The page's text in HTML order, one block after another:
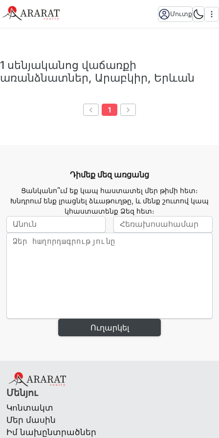
Մուտք
1 սենյականոց վաճառքի
առանձնատներ, Արաբկիր, Երևան
1
Դիմեք մեզ առցանց
Ցանկանո՞ւմ եք կապ հաստատել մեր թիմի հետ։
Խնդրում ենք լրացնել ձևաթուղթը, և մենք շուտով կապ
կհաստատենք Ձեզ հետ։
Ուղարկել
Մենյու
Կոնտակտ
Մեր մասին
Իմ նախընտրածներ